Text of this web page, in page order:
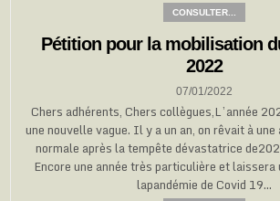
CONSULTER...
Pétition pour la mobilisation
2022
07/01/2022
Chers adhérents, Chers collègues,L’année
une nouvelle vague. Il y a un an, on rêvait à
normale après la tempête dévastatrice
Encore une année très particulière et laissera
lapandémie de Covid 19…